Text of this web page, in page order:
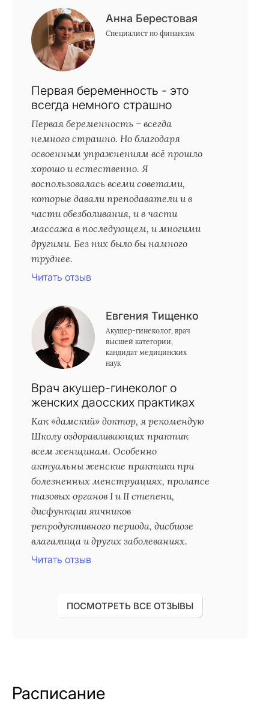
Анна Берестовая
Специалист по финансам
Первая беременность - это
всегда немного страшно
Первая беременность – всегда
немного страшно. Но благодаря
освоенным упражнениям всё прошло
хорошо и естественно. Я
воспользовалась всеми советами,
которые давали преподаватели и в
части обезболивания, и в части
массажа в последующем, и многими
другими. Без них было бы намного
труднее.
Читать отзыв
Евгения Тищенко
Акушер-гинеколог, врач
высшей категории,
кандидат медицинских
наук
Врач акушер-гинеколог о
женских даосских практиках
Как «дамский» доктор, я рекомендую
Школу оздоравливающих практик
всем женщинам. Особенно
актуальны женские практики при
болезненных менструациях, пролапсе
тазовых органов I и II степени,
дисфункции яичников
репродуктивного периода, дисбиозе
влагалища и других заболеваниях.
Читать отзыв
ПОСМОТРЕТЬ ВСЕ ОТЗЫВЫ
Расписание